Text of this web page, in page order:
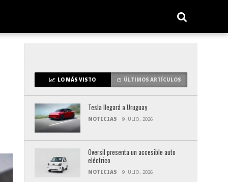
LO MÁS VISTO ÚLTIMOS ARTÍCULOS
Tesla llegará a Uruguay
NOTICIAS 9 JULIO, 2026
Oversil presenta un accesible auto
eléctrico
NOTICIAS 9 JULIO, 2026